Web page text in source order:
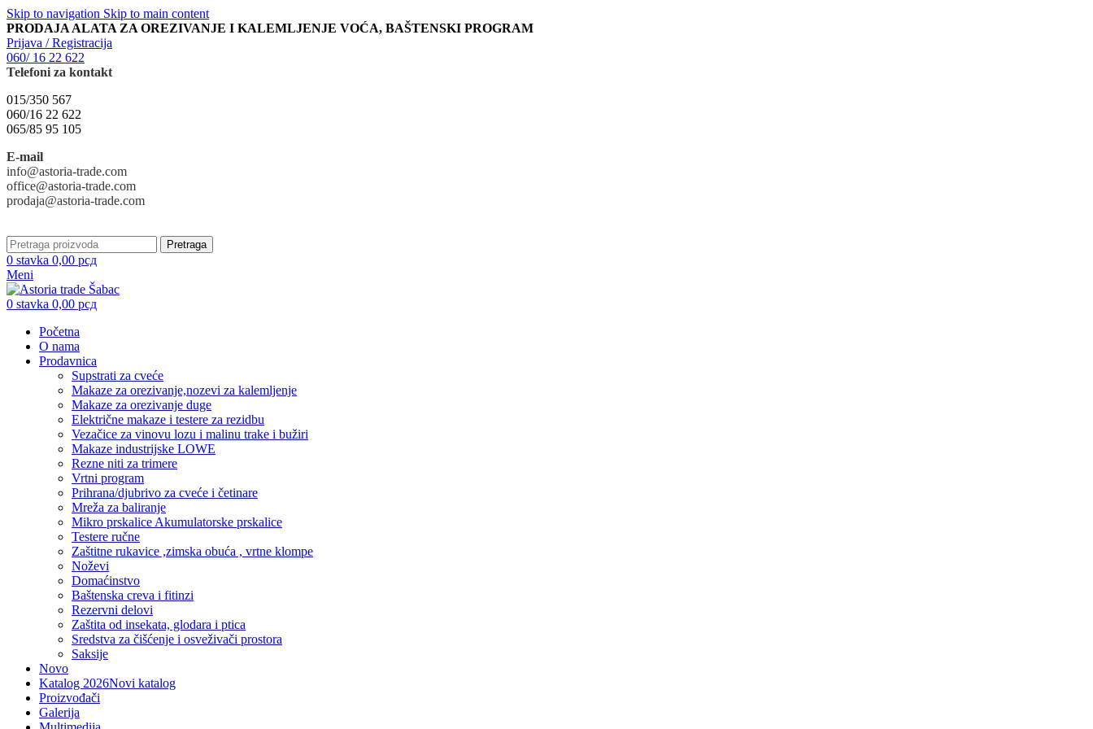
Skip to navigation Skip to main content
PRODAJA ALATA ZA OREZIVANJE I KALEMLJENJE VOĆA, BAŠTENSKI PROGRAM
Prijava / Registracija
060/ 16 22 622
Telefoni za kontakt
015/350 567
060/16 22 622
065/85 95 105
E-mail
info@astoria-trade.com
office@astoria-trade.com
prodaja@astoria-trade.com
Pretraga
0 stavka 0,00 рсд
Meni
0 stavka 0,00 рсд
Početna
O nama
Prodavnica
Supstrati za cveće
Makaze za orezivanje,nozevi za kalemljenje
Makaze za orezivanje duge
Električne makaze i testere za rezidbu
Vezačice za vinovu lozu i malinu trake i bužiri
Makaze industrijske LOWE
Rezne niti za trimere
Vrtni program
Prihrana/djubrivo za cveće i četinare
Mreža za baliranje
Mikro prskalice Akumulatorske prskalice
Testere ručne
Zaštitne rukavice ,zimska obuća , vrtne klompe
Noževi
Domaćinstvo
Baštenska creva i fitinzi
Rezervni delovi
Zaštita od insekata, glodara i ptica
Sredstva za čišćenje i osveživači prostora
Saksije
Novo
Katalog 2026Novi katalog
Proizvođači
Galerija